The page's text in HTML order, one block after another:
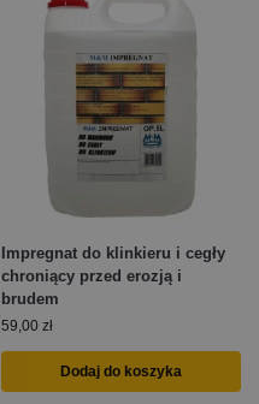
Impregnat do klinkieru i cegły
chroniący przed erozją i
brudem
59,00 zł
Dodaj do koszyka